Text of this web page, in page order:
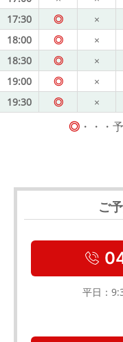
17:30
◎ ×
18:00
◎ ×
18:30
◎ ×
19:00
◎ ×
19:30
◎ ×
◎・・・
ご
平日：